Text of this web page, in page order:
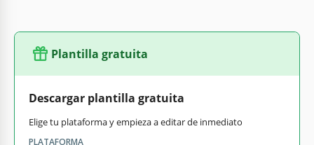
Plantilla gratuita
Descargar plantilla gratuita
Elige tu plataforma y empieza a editar de inmediato
PLATAFORMA